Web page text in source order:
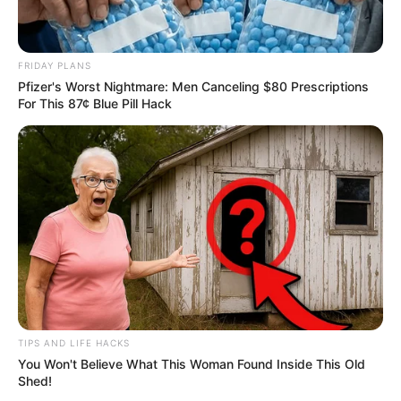
L’analyse des chevaux à
surveiller dans le Quinté du jour
Jezabelle Bie (2)
progression arrive dans une configuration optimale.
Capable de finir vite, elle a les moyens de se hisser
parmi les premiers.
Édition Gema (15)
Expérimentée et compétitive malgré son âge avancé,
Édition Gema a prouvé sa valeur en terminant
deuxième du Prix du Calvados. Sa régularité et son
expérience en font une solide prétendante pour les
places.
FRIDAY PLANS
Pfizer's Worst Nightmare: Men Canceling $80 Prescriptions
For This 87¢ Blue Pill Hack
TIPS AND LIFE HACKS
You Won't Believe What This Woman Found Inside This Old
Shed!